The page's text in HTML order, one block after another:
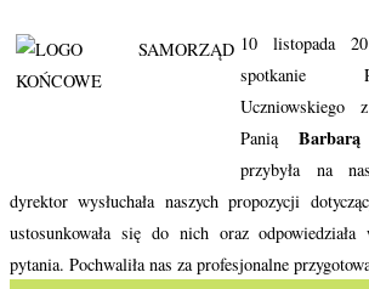
10 listopada
spotkanie
Uczniowskiego
Panią Barbarą
przybyła na
dyrektor wysłuchała naszych propozycji
ustosunkowała się do nich oraz odpowiedziała
pytania. Pochwaliła nas za profesjonalne